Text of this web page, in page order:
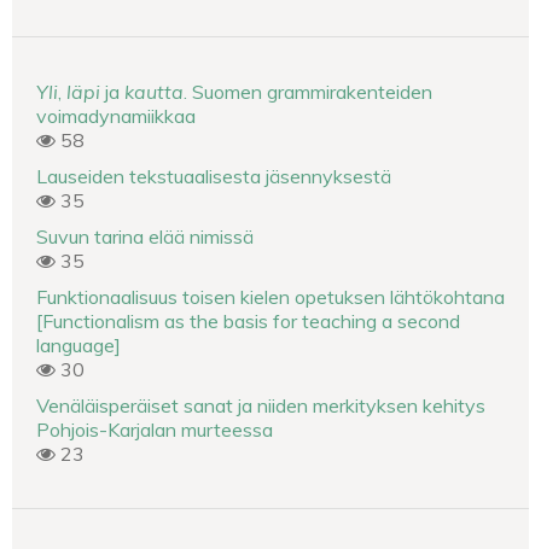
Yli läpi ja kautta . Suomen grammirakenteiden
voimadynamiikkaa
58
Lauseiden tekstuaalisesta jäsennyksestä
35
Suvun tarina elää nimissä
35
Funktionaalisuus toisen kielen opetuksen lähtökohtana
[Functionalism as the basis for teaching a second
language]
30
Venäläisperäiset sanat ja niiden merkityksen kehitys
Pohjois-Karjalan murteessa
23